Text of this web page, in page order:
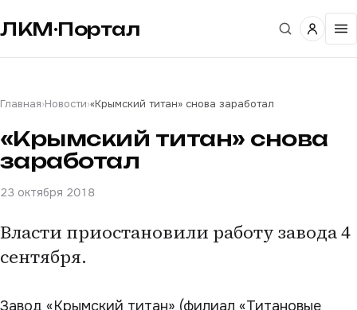
ЛКМ·Портал
Главная›Новости›«Крымский титан» снова заработал
«Крымский титан» снова
заработал
23 октября 2018
Власти приостановили работу завода 4
сентября.
Завод «Крымский титан» (филиал «Титановые